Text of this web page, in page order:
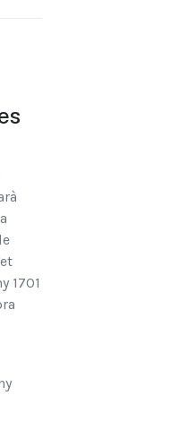
1701